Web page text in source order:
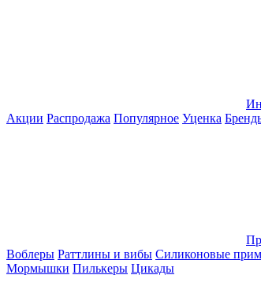
Акции Распродажа Популярное Уценка
Воблеры Раттлины и вибы Силиконовые
Мормышки Пилькеры Цикады